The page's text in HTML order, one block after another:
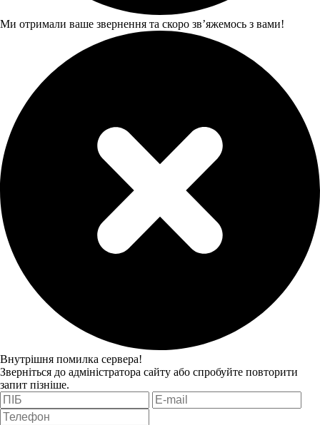
Ми отримали ваше звернення та скоро звʼяжемось з вами!
Внутрішня помилка сервера!
Зверніться до адміністратора сайту або спробуйте повторити
запит пізніше.